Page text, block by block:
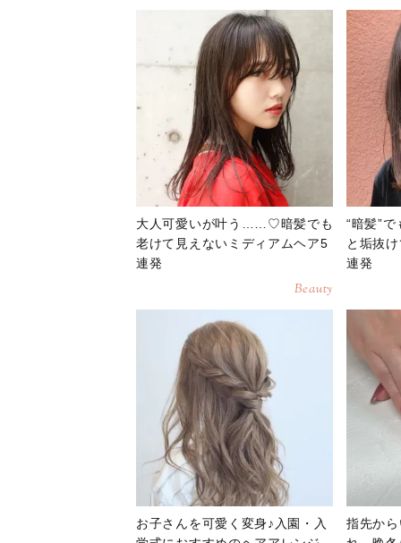
大人可愛いが叶う……♡暗髪でも
老けて見えないミディアムヘア5
連発
Beauty
“暗髪”
と垢抜
連発
お子さんを可愛く変身♪入園・入
指先か